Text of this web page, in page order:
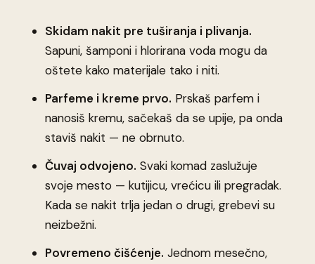
Skidam nakit pre tuširanja i plivanja.
Sapuni, šamponi i hlorirana voda mogu da
oštete kako materijale tako i niti.
Parfeme i kreme prvo. Prskaš parfem i
nanosiš kremu, sačekaš da se upije, pa onda
staviš nakit — ne obrnuto.
Čuvaj odvojeno. Svaki komad zaslužuje
svoje mesto — kutijicu, vrećicu ili pregradak.
Kada se nakit trlja jedan o drugi, grebevi su
neizbežni.
Povremeno čišćenje. Jednom mesečno,